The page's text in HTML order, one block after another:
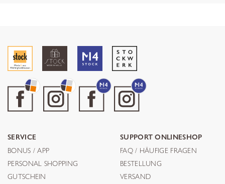
SERVICE
BONUS / APP
PERSONAL SHOPPING
GUTSCHEIN
SUPPORT ONLINESHOP
FAQ / HÄUFIGE FRAGEN
BESTELLUNG
VERSAND